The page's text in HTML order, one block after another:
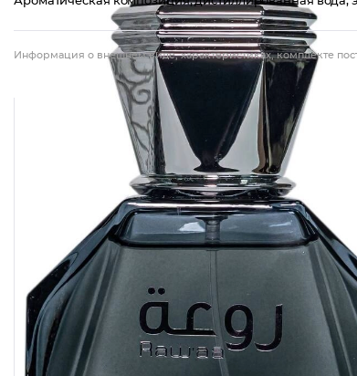
Информация о внешнем виде, характеристиках, комплекте